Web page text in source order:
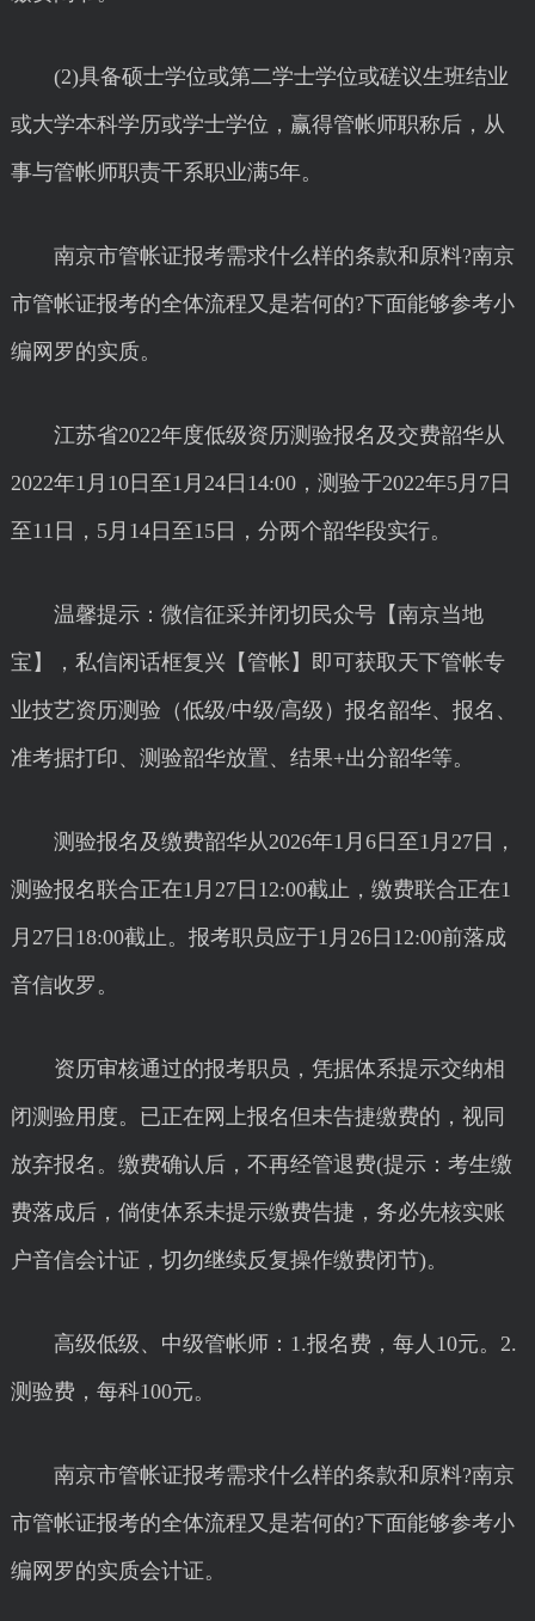
(2)具备硕士学位或第二学士学位或磋议生班结业
或大学本科学历或学士学位，赢得管帐师职称后，从
事与管帐师职责干系职业满5年。
南京市管帐证报考需求什么样的条款和原料?南京
市管帐证报考的全体流程又是若何的?下面能够参考小
编网罗的实质。
江苏省2022年度低级资历测验报名及交费韶华从
2022年1月10日至1月24日14:00，测验于2022年5月7日
至11日，5月14日至15日，分两个韶华段实行。
温馨提示：微信征采并闭切民众号【南京当地
宝】，私信闲话框复兴【管帐】即可获取天下管帐专
业技艺资历测验（低级/中级/高级）报名韶华、报名、
准考据打印、测验韶华放置、结果+出分韶华等。
测验报名及缴费韶华从2026年1月6日至1月27日，
测验报名联合正在1月27日12:00截止，缴费联合正在1
月27日18:00截止。报考职员应于1月26日12:00前落成
音信收罗。
资历审核通过的报考职员，凭据体系提示交纳相
闭测验用度。已正在网上报名但未告捷缴费的，视同
放弃报名。缴费确认后，不再经管退费(提示：考生缴
费落成后，倘使体系未提示缴费告捷，务必先核实账
户音信会计证，切勿继续反复操作缴费闭节)。
高级低级、中级管帐师：1.报名费，每人10元。2.
测验费，每科100元。
南京市管帐证报考需求什么样的条款和原料?南京
市管帐证报考的全体流程又是若何的?下面能够参考小
编网罗的实质会计证。